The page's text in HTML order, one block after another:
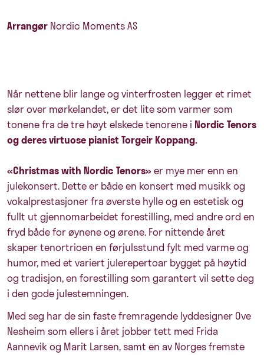
Arrangør Nordic Moments AS
Når nettene blir lange og vinterfrosten legger et rimet
slør over mørkelandet, er det lite som varmer som
tonene fra de tre høyt elskede tenorene i Nordic Tenors
og deres virtuose pianist Torgeir Koppang.
«Christmas with Nordic Tenors» er mye mer enn en
julekonsert. Dette er både en konsert med musikk og
vokalprestasjoner fra øverste hylle og en estetisk og
fullt ut gjennomarbeidet forestilling, med andre ord en
fryd både for øynene og ørene. For nittende året
skaper tenortrioen en førjulsstund fylt med varme og
humor, med et variert julerepertoar bygget på høytid
og tradisjon, en forestilling som garantert vil sette deg
i den gode julestemningen.
Med seg har de sin faste fremragende lyddesigner Ove
Nesheim som ellers i året jobber tett med Frida
Aannevik og Marit Larsen, samt en av Norges fremste